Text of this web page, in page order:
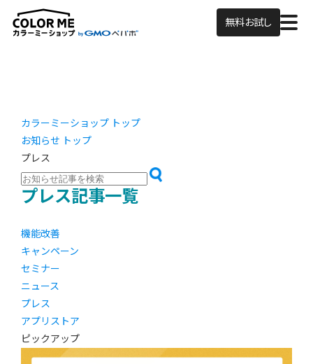
無料お試し
カラーミーショップ トップ
お知らせ トップ
プレス
プレス記事一覧
機能改善
キャンペーン
セミナー
ニュース
プレス
アプリストア
ピックアップ